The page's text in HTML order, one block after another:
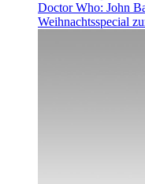
Doctor Who: John
Weihnachtsspecial